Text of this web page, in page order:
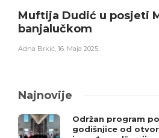
Muftija Dudić u posjeti
banjalučkom
Adna Brkić, 16. Maja 2025.
Najnovije
Održan program
godišnjice od